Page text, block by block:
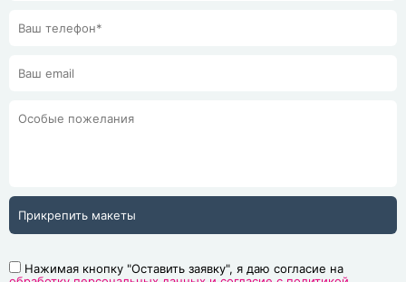
Прикрепить макеты
Нажимая кнопку "Оставить заявку", я даю согласие на